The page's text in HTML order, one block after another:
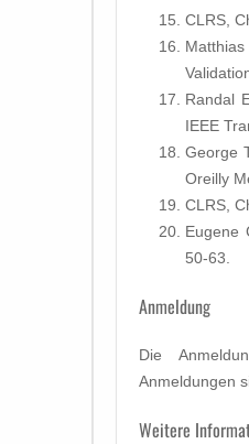
CLRS,
Randal
IEEE
George
Oreilly
CLRS,
Eugene
50-63.
Anmeldung
Die
Anmeldungen
Weitere